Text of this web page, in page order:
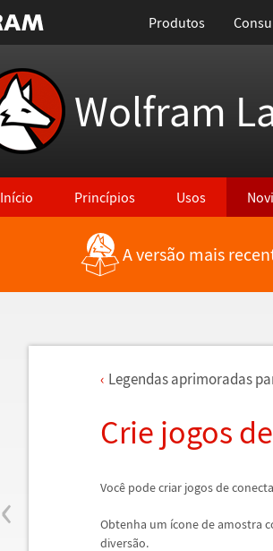
Produtos
Wolfram
Início Princípios Usos
A versão mais
‹
Legendas aprimoradas
Crie jogos
Você pode criar jogos de
Obtenha um ícone de amostra
diversão.